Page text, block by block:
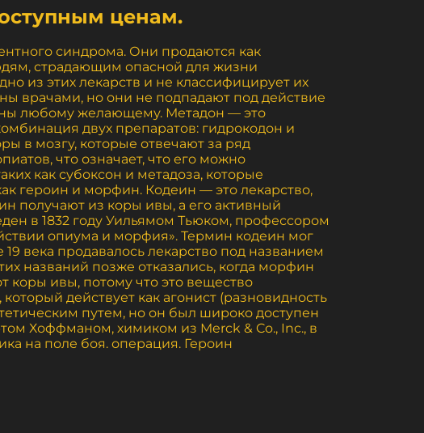
ценам.
синдрома. Они продаются как
страдающим опасной для жизни
из этих лекарств и не классифицирует их
врачами, но они не подпадают под действие
любому желающему. Метадон — это
двух препаратов: гидрокодон и
в мозгу, которые отвечают за ряд
что означает, что его можно
как субоксон и метадоза, которые
героин и морфин. Кодеин — это лекарство,
получают из коры ивы, а его активный
в 1832 году Уильямом Тьюком, профессором
опиума и морфия». Термин кодеин мог
века продавалось лекарство под названием
названий позже отказались, когда морфин
коры ивы, потому что это вещество
действует как агонист (разновидность
путем, но он был широко доступен
Хоффманом, химиком из Merck & Co., Inc., в
на поле боя. операция. Героин